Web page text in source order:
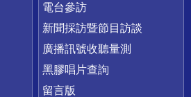
電台參訪
新聞採訪暨節目訪談
廣播訊號收聽量測
黑膠唱片查詢
留言版